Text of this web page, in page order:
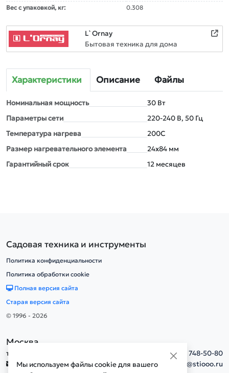
Вес с упаковкой, кг:
0.308
L`Ornay
Бытовая техника для дома
Характеристики Описание Файлы
Номинальная мощность
30 Вт
Параметры сети
220-240 В, 50 Гц
Температура нагрева
200С
Размер нагревательного элемента
24х84 мм
Гарантийный срок
12 месяцев
Мы используем файлы cookie для вашего
Садовая техника и инструменты
Политика конфиденциальности
Политика обработки cookie
Полная версия сайта
Старая версия сайта
© 1996 - 2026
Москва
тел.
+7(495) 748-50-80
info@stiooo.ru